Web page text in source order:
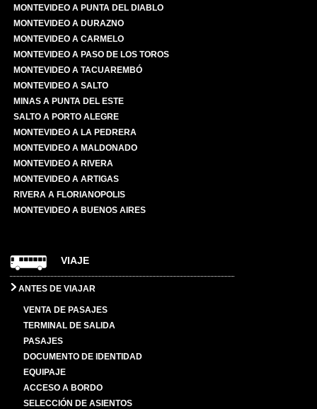
MONTEVIDEO A PUNTA DEL DIABLO
MONTEVIDEO A DURAZNO
MONTEVIDEO A CARMELO
MONTEVIDEO A PASO DE LOS TOROS
MONTEVIDEO A TACUAREMBÓ
MONTEVIDEO A SALTO
MINAS A PUNTA DEL ESTE
SALTO A PORTO ALEGRE
MONTEVIDEO A LA PEDRERA
MONTEVIDEO A MALDONADO
MONTEVIDEO A RIVERA
MONTEVIDEO A ARTIGAS
RIVERA A FLORIANOPOLIS
MONTEVIDEO A BUENOS AIRES
VIAJE
ANTES DE VIAJAR
VENTA DE PASAJES
TERMINAL DE SALIDA
PASAJES
DOCUMENTO DE IDENTIDAD
EQUIPAJE
ACCESO A BORDO
SELECCIÓN DE ASIENTOS